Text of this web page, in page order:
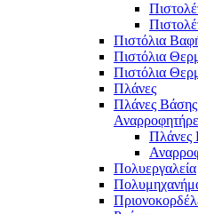
Πιστόλια
Πιστόλια
Πιστόλια
Πλάνες
Πλάνες Βάσης
Πλάνες
Πολυεργαλεία